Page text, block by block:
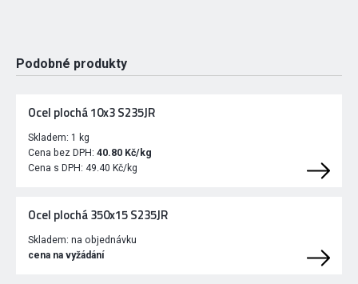
Podobné produkty
Ocel plochá 10x3 S235JR
Skladem: 1 kg
Cena bez DPH: 40.80 Kč/kg
Cena s DPH: 49.40 Kč/kg
Ocel plochá 350x15 S235JR
Skladem: na objednávku
cena na vyžádání